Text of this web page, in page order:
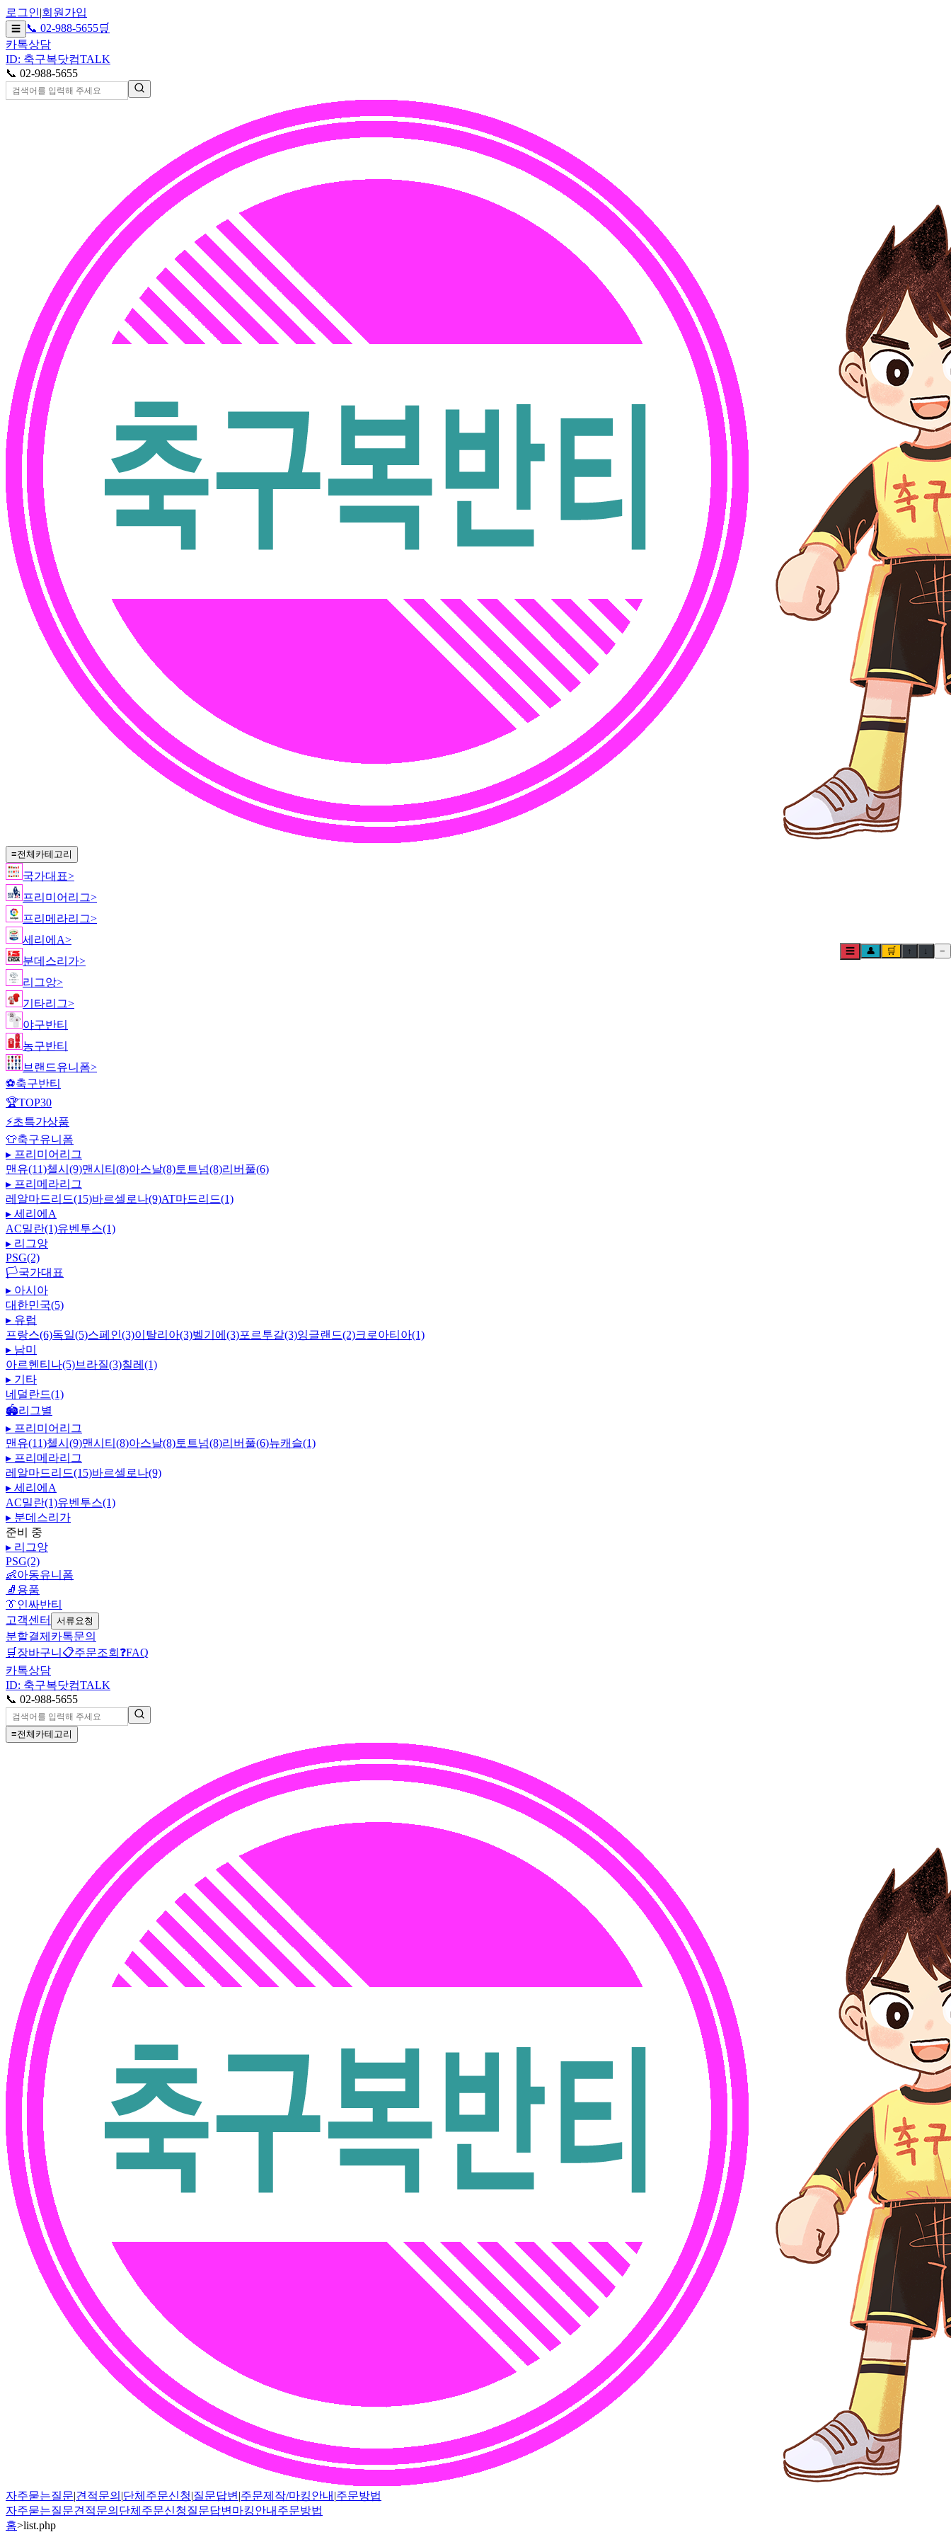
로그인|회원가입
☰ 📞 02-988-5655🛒
카톡상담
ID: 축구복닷컴TALK
📞 02-988-5655
≡전체카테고리
국가대표>
프리미어리그>
프리메라리그>
세리에A>
분데스리가>
리그앙>
기타리그>
야구반티
농구반티
브랜드유니폼>
⚽축구반티
🏆TOP30
⚡초특가상품
👕축구유니폼
▸ 프리미어리그
맨유(11)첼시(9)맨시티(8)아스날(8)토트넘(8)리버풀(6)
▸ 프리메라리그
레알마드리드(15)바르셀로나(9)AT마드리드(1)
▸ 세리에A
AC밀란(1)유벤투스(1)
▸ 리그앙
PSG(2)
🏳️국가대표
▸ 아시아
대한민국(5)
▸ 유럽
프랑스(6)독일(5)스페인(3)이탈리아(3)벨기에(3)포르투갈(3)잉글랜드(2)크로아티아(1)
▸ 남미
아르헨티나(5)브라질(3)칠레(1)
▸ 기타
네덜란드(1)
🏟️리그별
▸ 프리미어리그
맨유(11)첼시(9)맨시티(8)아스날(8)토트넘(8)리버풀(6)뉴캐슬(1)
▸ 프리메라리그
레알마드리드(15)바르셀로나(9)
▸ 세리에A
AC밀란(1)유벤투스(1)
▸ 분데스리가
준비 중
▸ 리그앙
PSG(2)
👶아동유니폼
🧦 용품
👔인싸반티
고객센터
서류요청
분할결제 카톡문의
🛒 장바구니 📋주문조회 ❓FAQ
카톡상담
ID: 축구복닷컴TALK
📞 02-988-5655
≡전체카테고리
자주묻는질문|견적문의 |단체주문신청|질문답변 |주문제작/마킹안내 |주문방법
자주묻는질문견적문의 단체주문신청질문답변 마킹안내 주문방법
홈>list.php
☰ 👤 🛒 ↑ ↓ −